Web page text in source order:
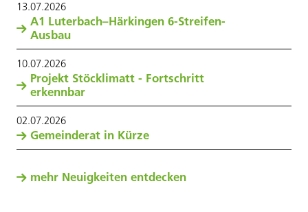
13.07.2026
A1 Luterbach–Härkingen 6-Streifen-
Ausbau
10.07.2026
Projekt Stöcklimatt - Fortschritt
erkennbar
02.07.2026
Gemeinderat in Kürze
mehr Neuigkeiten entdecken